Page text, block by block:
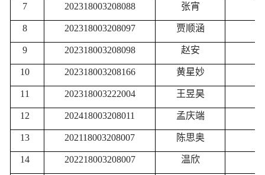
7 202318003208088 张宵
8 202318003208097 贾顺涵
9 202318003208098 赵安
10 202318003208166 黄星妙
11 202318003222004 王昱昊
12 202418003208011 孟庆端
13 202118003208007 陈思奥
14 202218003208007 温欣